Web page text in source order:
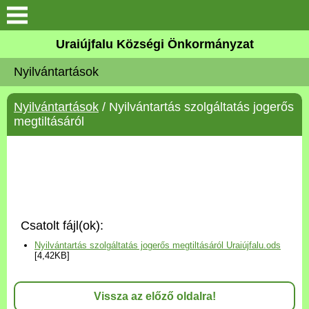
Köszöntő
Elérhetőségek
Uraiújfalu
Választási információk
Program
Uraiújfalu Községi Önkormányzat
Nyilvántartások
Nyilvántartások / Nyilvántartás szolgáltatás jogerős
megtiltásáról
Csatolt fájl(ok):
Nyilvántartás szolgáltatás jogerős megtiltásáról Uraiújfalu.ods
[4,42KB]
Vissza az előző oldalra!